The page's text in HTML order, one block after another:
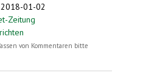
2018-01-02
Zeitung
in Haltern. Esperanto ist mehr als
von Kommentaren bitte